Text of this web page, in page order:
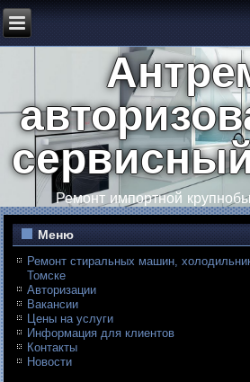
Ремонт импортной
Меню
Ремонт стиральных машин,
Томске
Авторизации
Вакансии
Цены на услуги
Информация для клиентов
Контакты
Новости